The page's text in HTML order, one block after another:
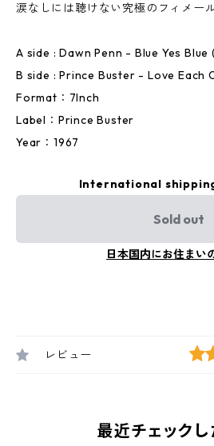
涙なしには聴けない究極のフィメー
A side : Dawn Penn - Blue Yes
B side : Prince Buster - Love Each
Format：7Inch
Label：Prince Buster
Year：1967
International
Sold out
日本国内にお住まい
レビュー
最近チェック